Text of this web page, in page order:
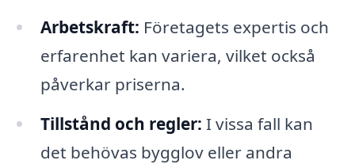
Arbetskraft: Företagets expertis och
erfarenhet kan variera, vilket också
påverkar priserna.
Tillstånd och regler: I vissa fall kan
det behövas bygglov eller andra